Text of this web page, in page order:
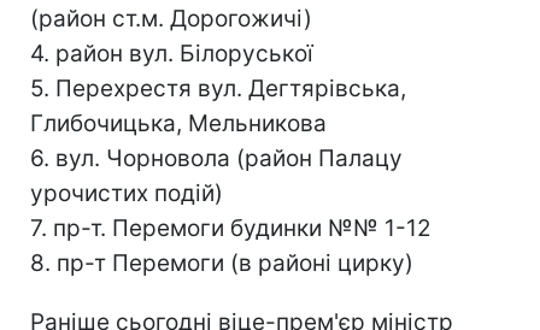
(район ст.м. Дорогожичі)
4. район вул. Білоруської
5. Перехрестя вул. Дегтярівська,
Глибочицька, Мельникова
6. вул. Чорновола (район Палацу
урочистих подій)
7. пр-т. Перемоги будинки №№ 1-12
8. пр-т Перемоги (в районі цирку)
Раніше сьогодні віце-прем'єр міністр